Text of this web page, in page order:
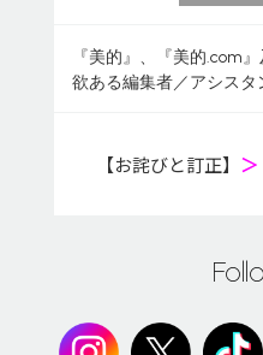
『美的』、『美的.com
欲ある編集者／アシス
【お詫びと訂正】 ＞